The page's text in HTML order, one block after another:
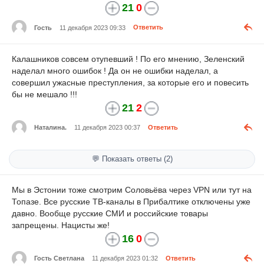
21 0
Гость 11 декабря 2023 09:33 Ответить
Калашников совсем отупевший ! По его мнению, Зеленский
наделал много ошибок ! Да он не ошибки наделал, а
совершил ужасные преступления, за которые его и повесить
бы не мешало !!!
21 2
Наталина. 11 декабря 2023 00:37 Ответить
💬 Показать ответы (2)
Мы в Эстонии тоже смотрим Соловьёва через VPN или тут на
Топазе. Все русские ТВ-каналы в Прибалтике отключены уже
давно. Вообще русские СМИ и российские товары
запрещены. Нацисты же!
16 0
Гость Светлана 11 декабря 2023 01:32 Ответить